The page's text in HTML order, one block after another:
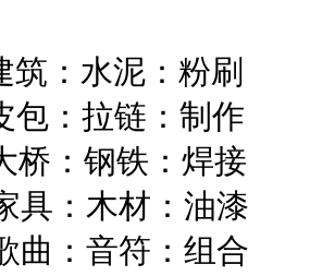
：水泥：粉刷
：拉链：制作
：钢铁：焊接
：木材：油漆
：音符：组合